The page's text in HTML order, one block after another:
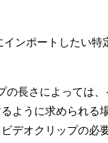
インポートしたい特
の長さによっては、
ように求められる
デオクリップの必